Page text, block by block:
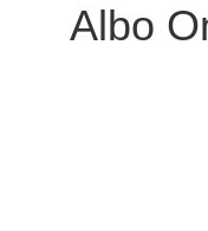
Albo